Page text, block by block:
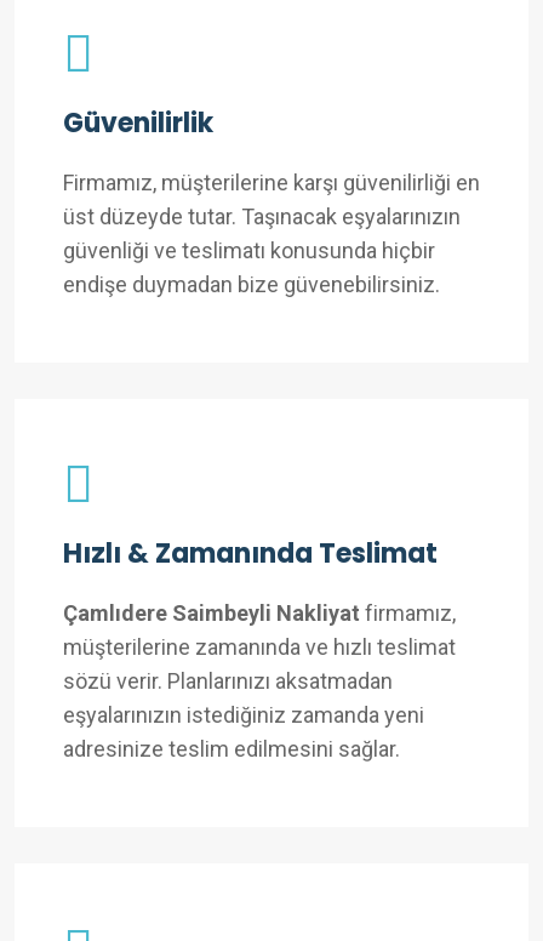
Güvenilirlik
Firmamız, müşterilerine karşı güvenilirliği en
üst düzeyde tutar. Taşınacak eşyalarınızın
güvenliği ve teslimatı konusunda hiçbir
endişe duymadan bize güvenebilirsiniz.
Hızlı & Zamanında Teslimat
Çamlıdere Saimbeyli Nakliyat firmamız,
müşterilerine zamanında ve hızlı teslimat
sözü verir. Planlarınızı aksatmadan
eşyalarınızın istediğiniz zamanda yeni
adresinize teslim edilmesini sağlar.